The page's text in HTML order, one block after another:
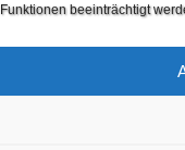
beeinträchtigt